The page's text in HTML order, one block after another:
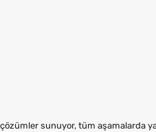
sunuyor, tüm aşamalarda